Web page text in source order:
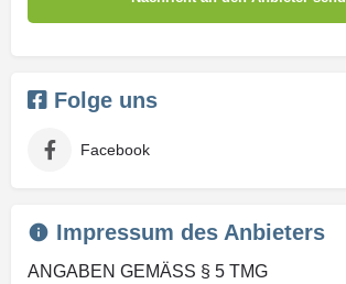
Folge uns
Facebook
Impressum des Anbieters
ANGABEN GEMÄSS § 5 TMG